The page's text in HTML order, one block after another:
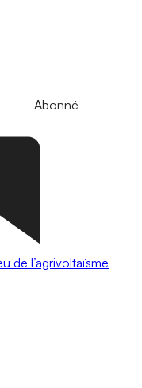
Abonné
de l’agrivoltaïsme